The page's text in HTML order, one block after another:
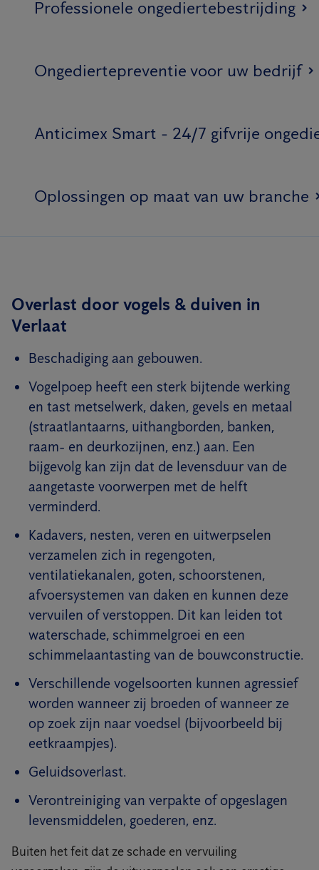
Professionele ongediertebestrijding
Ongediertepreventie voor uw bedrijf
Anticimex Smart - 24/7 gifvrije
Oplossingen op maat van uw branche
Overlast door vogels & duiven in
Verlaat
Beschadiging aan gebouwen.
Vogelpoep heeft een sterk bijtende werking
en tast metselwerk, daken, gevels en metaal
(straatlantaarns, uithangborden, banken,
raam- en deurkozijnen, enz.) aan. Een
bijgevolg kan zijn dat de levensduur van de
aangetaste voorwerpen met de helft
verminderd.
Kadavers, nesten, veren en uitwerpselen
verzamelen zich in regengoten,
ventilatiekanalen, goten, schoorstenen,
afvoersystemen van daken en kunnen deze
vervuilen of verstoppen. Dit kan leiden tot
waterschade, schimmelgroei en een
schimmelaantasting van de bouwconstructie.
Verschillende vogelsoorten kunnen agressief
worden wanneer zij broeden of wanneer ze
op zoek zijn naar voedsel (bijvoorbeeld bij
eetkraampjes).
Geluidsoverlast.
Verontreiniging van verpakte of opgeslagen
levensmiddelen, goederen, enz.
Buiten het feit dat ze schade en vervuiling